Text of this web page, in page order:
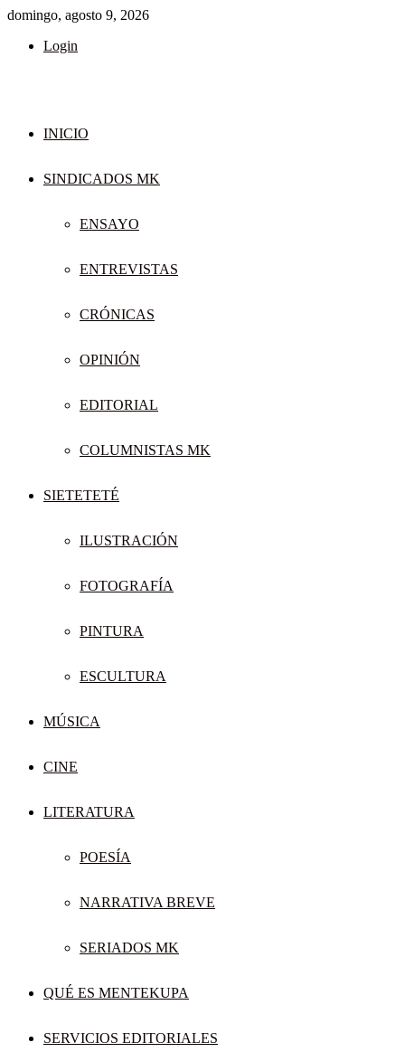
domingo, agosto 9, 2026
Login
INICIO
SINDICADOS MK
ENSAYO
ENTREVISTAS
CRÓNICAS
OPINIÓN
EDITORIAL
COLUMNISTAS MK
SIETETETÉ
ILUSTRACIÓN
FOTOGRAFÍA
PINTURA
ESCULTURA
MÚSICA
CINE
LITERATURA
POESÍA
NARRATIVA BREVE
SERIADOS MK
QUÉ ES MENTEKUPA
SERVICIOS EDITORIALES